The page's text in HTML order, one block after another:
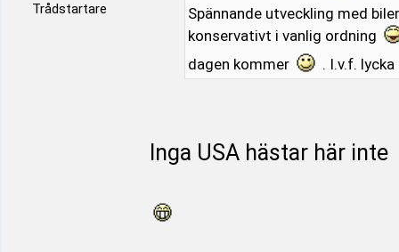
Trådstartare
Spännande utveckling med
konservativt i vanlig ordning
dagen kommer
. I.v.f.
Inga USA hästar här inte